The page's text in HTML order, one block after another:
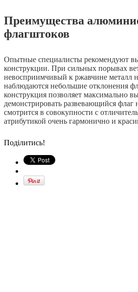
Преимущества
флагштоков
Опытные специалисты рекомендуют
конструкции. При сильных порывах
невосприимчивый к ржавчине металл
наблюдаются небольшие отклонения
конструкция позволяет максимально
демонстрировать развевающийся флаг
смотрится в совокупности с
атрибутикой очень гармонично и
Поділитись!